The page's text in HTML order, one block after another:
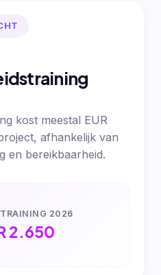
kost meestal EUR
afhankelijk van
en bereikbaarheid.
2026
2.650